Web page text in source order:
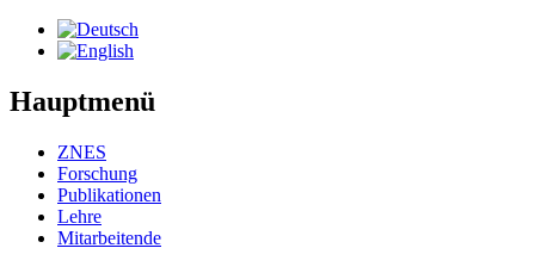
Hauptmenü
ZNES
Forschung
Publikationen
Lehre
Mitarbeitende